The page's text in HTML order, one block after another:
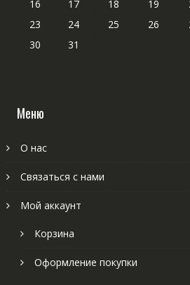
16
17 18 19
23
24 25 26
30
31
Меню
О нас
Связаться с нами
Мой аккаунт
Корзина
Оформление покупки